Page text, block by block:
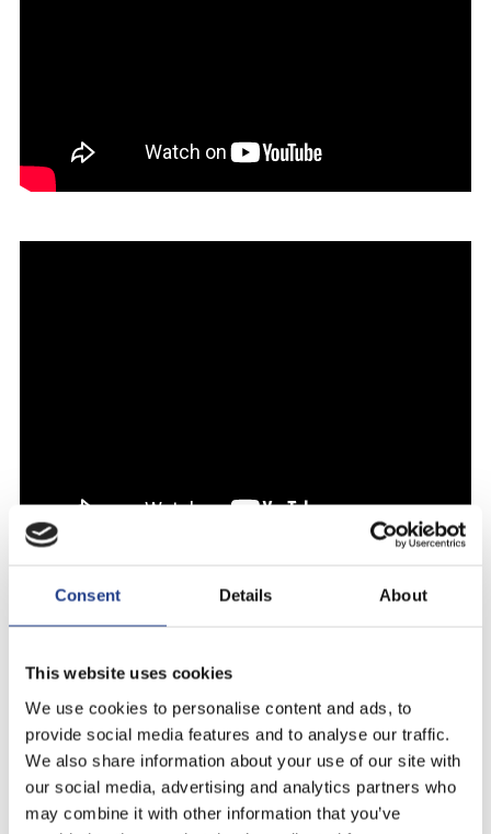
Consent Details About
This website uses cookies
We use cookies to personalise content and ads, to
provide social media features and to analyse our traffic.
We also share information about your use of our site with
our social media, advertising and analytics partners who
may combine it with other information that you’ve